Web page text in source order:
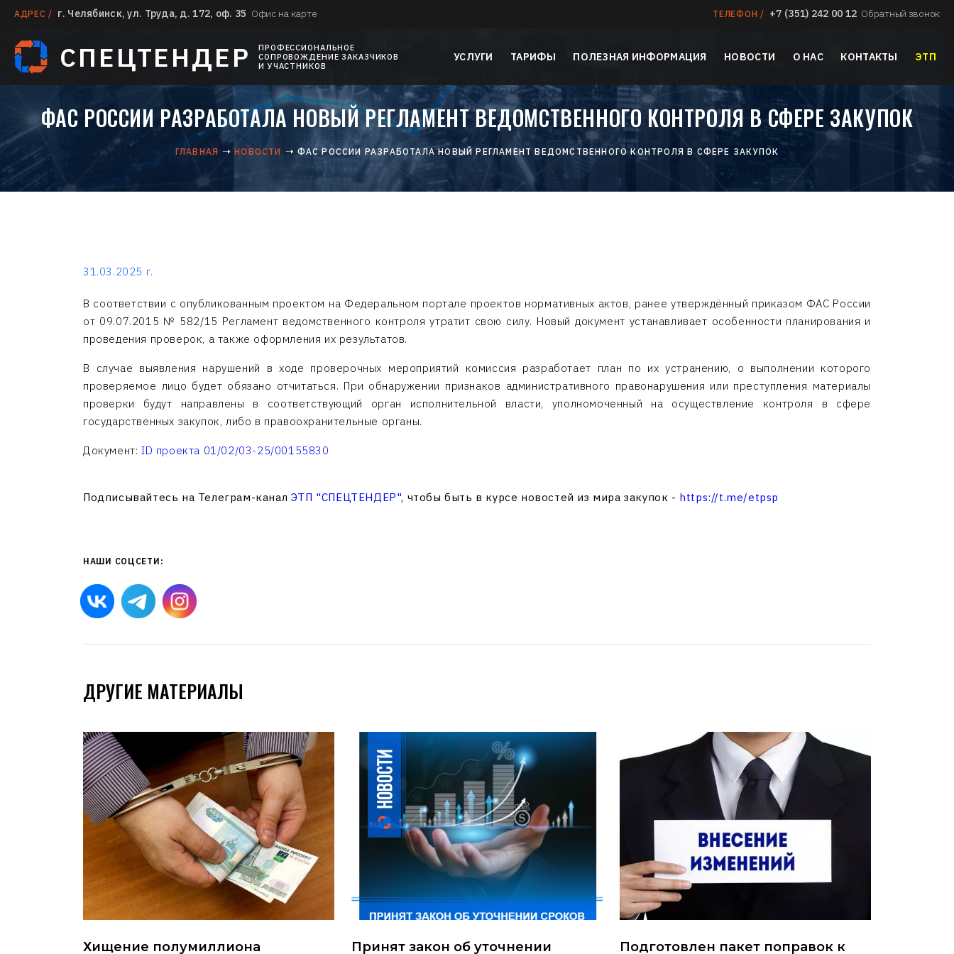
АДРЕС / г. Челябинск, ул. Труда, д. 172, оф. 35 Офис на карте ТЕЛЕФОН / +7 (351) 242 00 12 Обратный звонок
СПЕЦТЕНДЕР
ПРОФЕССИОНАЛЬНОЕ
СОПРОВОЖДЕНИЕ ЗАКАЗЧИКОВ
И УЧАСТНИКОВ
УСЛУГИ ТАРИФЫ ПОЛЕЗНАЯ ИНФОРМАЦИЯ НОВОСТИ О НАС КОНТАКТЫ ЭТП
ФАС РОССИИ РАЗРАБОТАЛА НОВЫЙ РЕГЛАМЕНТ ВЕДОМСТВЕННОГО КОНТРОЛЯ В СФЕРЕ ЗАКУПОК
ГЛАВНАЯ НОВОСТИ ФАС РОССИИ РАЗРАБОТАЛА НОВЫЙ РЕГЛАМЕНТ ВЕДОМСТВЕННОГО КОНТРОЛЯ В СФЕРЕ ЗАКУПОК
31.03.2025 г.
В соответствии с опубликованным проектом на Федеральном портале проектов нормативных актов, ранее утверждённый приказом ФАС России
от 09.07.2015 № 582/15 Регламент ведомственного контроля утратит свою силу. Новый документ устанавливает особенности планирования и
проведения проверок, а также оформления их результатов.
В случае выявления нарушений в ходе проверочных мероприятий комиссия разработает план по их устранению, о выполнении которого
проверяемое лицо будет обязано отчитаться. При обнаружении признаков административного правонарушения или преступления материалы
проверки будут направлены в соответствующий орган исполнительной власти, уполномоченный на осуществление контроля в сфере
государственных закупок, либо в правоохранительные органы.
Документ: ID проекта 01/02/03-25/00155830
Подписывайтесь на Телеграм-канал ЭТП "СПЕЦТЕНДЕР", чтобы быть в курсе новостей из мира закупок - https://t.me/etpsp
НАШИ СОЦСЕТИ:
ДРУГИЕ МАТЕРИАЛЫ
Хищение полумиллиона Принят закон об уточнении Подготовлен пакет поправок к